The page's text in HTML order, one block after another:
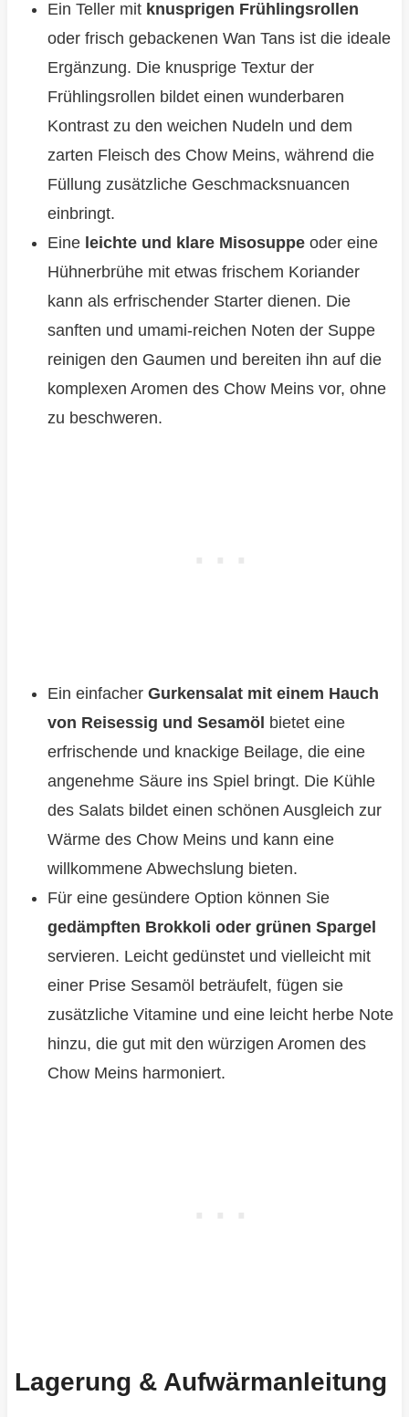
Ein Teller mit knusprigen Frühlingsrollen
oder frisch gebackenen Wan Tans ist die ideale
Ergänzung. Die knusprige Textur der
Frühlingsrollen bildet einen wunderbaren
Kontrast zu den weichen Nudeln und dem
zarten Fleisch des Chow Meins, während die
Füllung zusätzliche Geschmacksnuancen
einbringt.
Eine leichte und klare Misosuppeoder eine
Hühnerbrühe mit etwas frischem Koriander
kann als erfrischender Starter dienen. Die
sanften und umami-reichen Noten der Suppe
reinigen den Gaumen und bereiten ihn auf die
komplexen Aromen des Chow Meins vor, ohne
zu beschweren.
Ein einfacher Gurkensalat mit einem Hauch
von Reisessig und Sesamöl bietet eine
erfrischende und knackige Beilage, die eine
angenehme Säure ins Spiel bringt. Die Kühle
des Salats bildet einen schönen Ausgleich zur
Wärme des Chow Meins und kann eine
willkommene Abwechslung bieten.
Für eine gesündere Option können Sie
gedämpften Brokkoli oder grünen Spargel
servieren. Leicht gedünstet und vielleicht mit
einer Prise Sesamöl beträufelt, fügen sie
zusätzliche Vitamine und eine leicht herbe Note
hinzu, die gut mit den würzigen Aromen des
Chow Meins harmoniert.
Lagerung & Aufwärmanleitung